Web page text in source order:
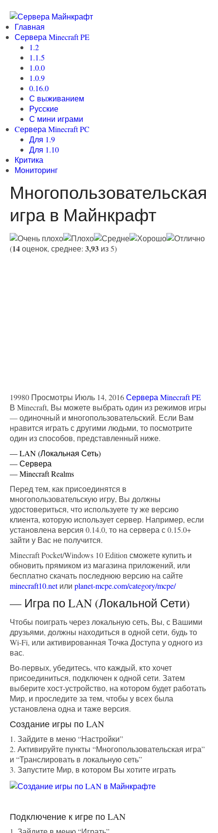
Главная
Сервера Minecraft PE
1.2
1.1.5
1.0.0
1.0.9
0.16.0
С выживанием
Русские
С мини играми
Cервера Minecraft PC
Для 1.9
Для 1.10
Критика
Мониторинг
Многопользовательская
игра в Майнкрафт
(14оценок, среднее: 3,93 из 5)
19980 Просмотры Июль 14, 2016Сервера Minecraft PE
В Minecraft, Вы можете выбрать один из режимов игры
— одиночный и многопользовательский. Если Вам
нравится играть с другими людьми, то посмотрите
один из способов, представленный ниже.
— LAN (Локальная Сеть)
— Сервера
— Minecraft Realms
Перед тем, как присоединятся в
многопользовательскую игру, Вы должны
удостовериться, что используете ту же версию
клиента, которую использует сервер. Например, если
установлена версия 0.14.0, то на сервера с 0.15.0+
зайти у Вас не получится.
Minecraft Pocket/Windows 10 Edition сможете купить и
обновить прямиком из магазина приложений, или
бесплатно скачать последнюю версию на сайте
minecraft10.netили planet-mcpe.com/category/mcpe/
— Игра по LAN (Локальной Сети)
Чтобы поиграть через локальную сеть, Вы, с Вашими
друзьями, должны находиться в одной сети, будь то
Wi-Fi, или активированная Точка Доступа у одного из
вас.
Во-первых, убедитесь, что каждый, кто хочет
присоединиться, подключен к одной сети. Затем
выберите хост-устройство, на котором будет работать
Мир, и проследите за тем, чтобы у всех была
установлена одна и таже версия.
Создание игры по LAN
1. Зайдите в меню “Настройки”
2. Активируйте пункты “Многопользовательская игра”
и “Транслировать в локальную сеть”
3. Запустите Мир, в котором Вы хотите играть
Подключение к игре по LAN